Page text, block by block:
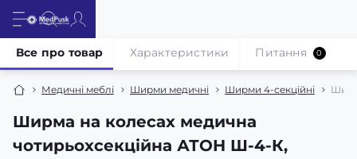
Медичні меблі Ширми медичні Ширми 4-секційні
Ширма на колесах медична
чотирьохсекційна АТОН Ш-4-К,
Все про товар Характеристики Питання 0